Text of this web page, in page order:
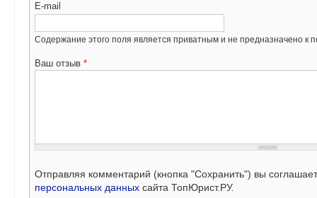
E-mail
Содержание этого поля является приватным и не предназначено к
Ваш отзыв *
Отправляя комментарий (кнопка "Сохранить") вы
персональных данных сайта ТопЮрист.РУ.